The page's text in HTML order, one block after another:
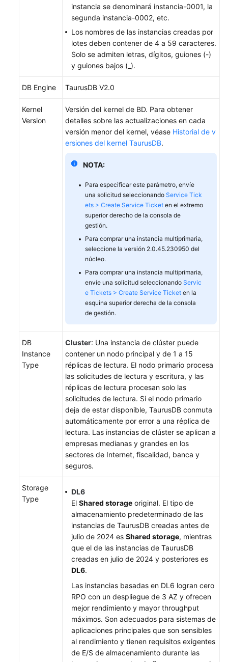
Migración
edición
(OBT)
Instancias
multiprimarias
(OBT)
(separación
de
lectura/escritura)
instancia se denominará instancia-0001, la
segunda instancia-0002, etc.
Los nombres de las instancias creadas por
lotes deben contener de 4 a 59 caracteres.
Solo se admiten letras, dígitos, guiones (-)
y guiones bajos (_).
DB Engine TaurusDB V2.0
Kernel
Version
Versión del kernel de BD. Para obtener
detalles sobre las actualizaciones en cada
versión menor del kernel, véase Historial de v
ersiones del kernel TaurusDB.
NOTA:
Para especificar este parámetro, envíe
una solicitud seleccionando Service Tick
ets > Create Service Ticket en el extremo
superior derecho de la consola de
gestión.
Para comprar una instancia multiprimaria,
seleccione la versión 2.0.45.230950 del
núcleo.
Para comprar una instancia multiprimaria,
envíe una solicitud seleccionando Servic
e Tickets > Create Service Ticket en la
esquina superior derecha de la consola
de gestión.
DB
Instance
Type
Cluster: Una instancia de clúster puede
contener un nodo principal y de 1 a 15
réplicas de lectura. El nodo primario procesa
las solicitudes de lectura y escritura, y las
réplicas de lectura procesan solo las
solicitudes de lectura. Si el nodo primario
deja de estar disponible, TaurusDB conmuta
automáticamente por error a una réplica de
lectura. Las instancias de clúster se aplican a
empresas medianas y grandes en los
sectores de Internet, fiscalidad, banca y
seguros.
Storage
Type
DL6
El Shared storage original. El tipo de
almacenamiento predeterminado de las
instancias de TaurusDB creadas antes de
julio de 2024 es Shared storage, mientras
que el de las instancias de TaurusDB
creadas en julio de 2024 y posteriores es
DL6.
Las instancias basadas en DL6 logran cero
RPO con un despliegue de 3 AZ y ofrecen
mejor rendimiento y mayor throughput
máximos. Son adecuados para sistemas de
aplicaciones principales que son sensibles
al rendimiento y tienen requisitos exigentes
de E/S de almacenamiento durante las